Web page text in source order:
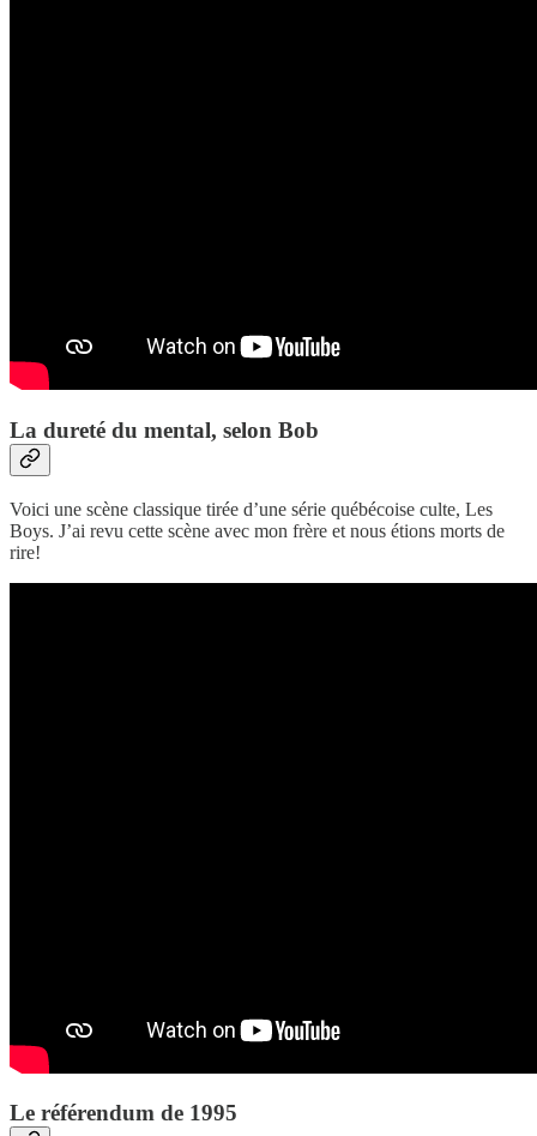
La dureté du mental, selon Bob
Voici une scène classique tirée d’une série québécoise culte, Les
Boys. J’ai revu cette scène avec mon frère et nous étions morts de
rire!
Le référendum de 1995